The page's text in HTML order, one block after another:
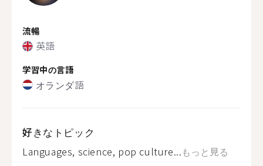
流暢
英語
学習中の言語
オランダ語
好きなトピック
Languages, science, pop culture...もっと見る